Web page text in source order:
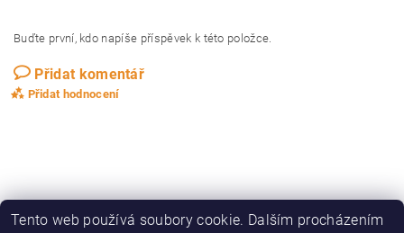
Buďte první, kdo napíše příspěvek k této položce.
Přidat komentář
Přidat hodnocení
Tento web používá soubory cookie. Dalším procházením